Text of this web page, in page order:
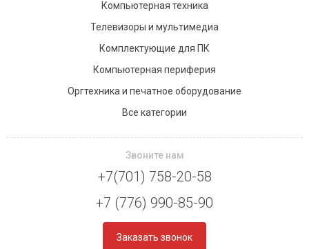
Компьютерная техника
Телевизоры и мультимедиа
Комплектующие для ПК
Компьютерная периферия
Оргтехника и печатное оборудование
Все категории
Звоните нам
+7(701) 758-20-58
+7 (776) 990-85-90
Заказать звонок